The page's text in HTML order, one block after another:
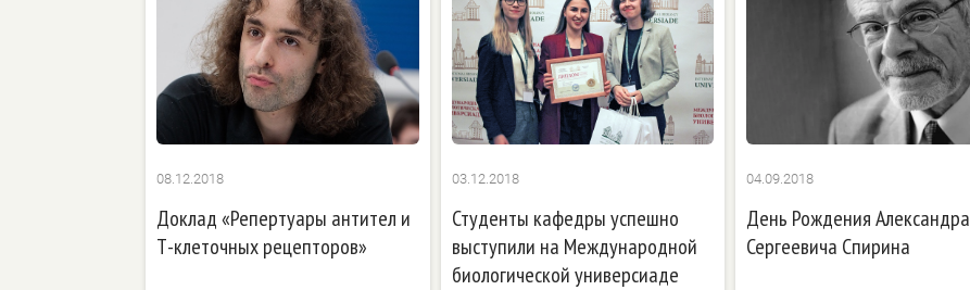
08.12.2018
Доклад «Репертуары антител и
Т-клеточных рецепторов»
03.12.2018
Студенты кафедры успешно
выступили на Международной
биологической универсиаде
04.09.2018
День Рождения Александра
Сергеевича Спирина